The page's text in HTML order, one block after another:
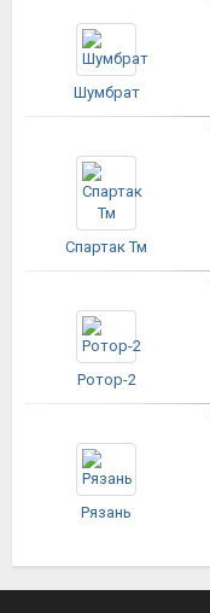
Шумбрат
Спартак Тм
Ротор-2
Рязань